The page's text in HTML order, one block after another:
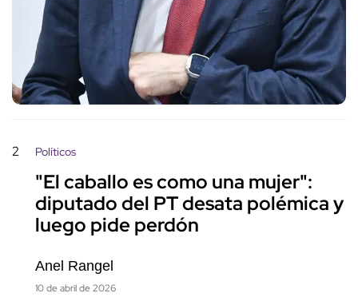
2 Políticos
"El caballo es como una mujer":
diputado del PT desata polémica y
luego pide perdón
Anel Rangel
10 de abril de 2026